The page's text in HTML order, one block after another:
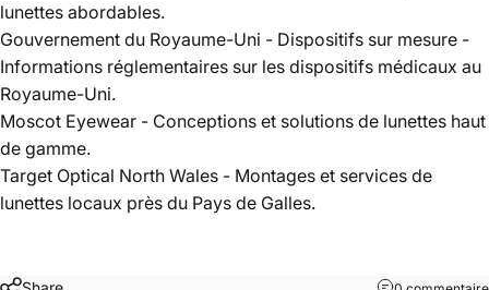
lunettes abordables.
Gouvernement du Royaume-Uni - Dispositifs sur mesure -
Informations réglementaires sur les dispositifs médicaux au
Royaume-Uni.
Moscot Eyewear - Conceptions et solutions de lunettes haut
de gamme.
Target Optical North Wales - Montages et services de
lunettes locaux près du Pays de Galles.